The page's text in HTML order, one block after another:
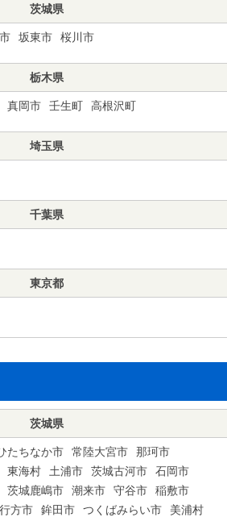
茨城県
坂東市 桜川市
栃木県
真岡市 壬生町 高根沢町
埼玉県
千葉県
東京都
茨城県
たちなか市 常陸大宮市
那珂市
東海村 土浦市 茨城古河市
石岡市
茨城鹿嶋市 潮来市 守谷市
稲敷市
行方市 鉾田市 つくばみらい市
美浦村